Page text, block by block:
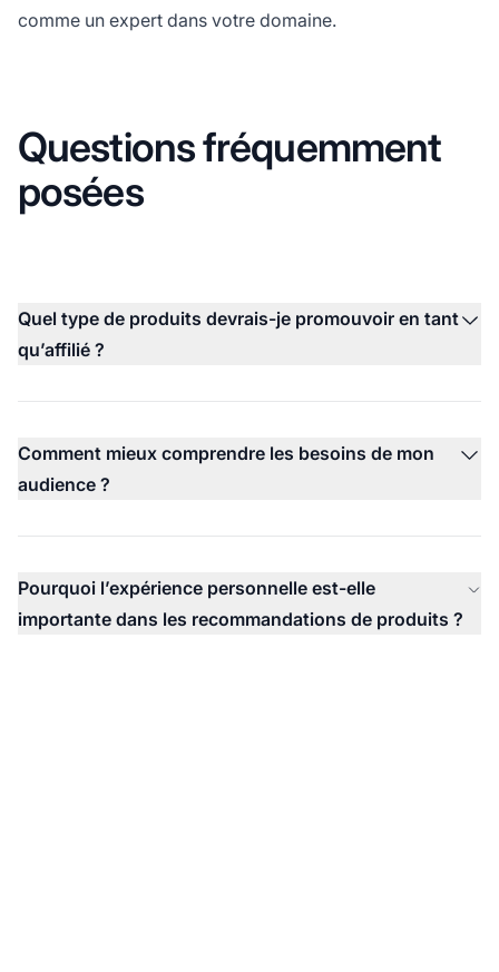
comme un expert dans votre domaine.
Questions fréquemment
posées
Quel type de produits devrais-je promouvoir en tant
qu’affilié ?
Comment mieux comprendre les besoins de mon
audience ?
Pourquoi l’expérience personnelle est-elle
importante dans les recommandations de produits ?